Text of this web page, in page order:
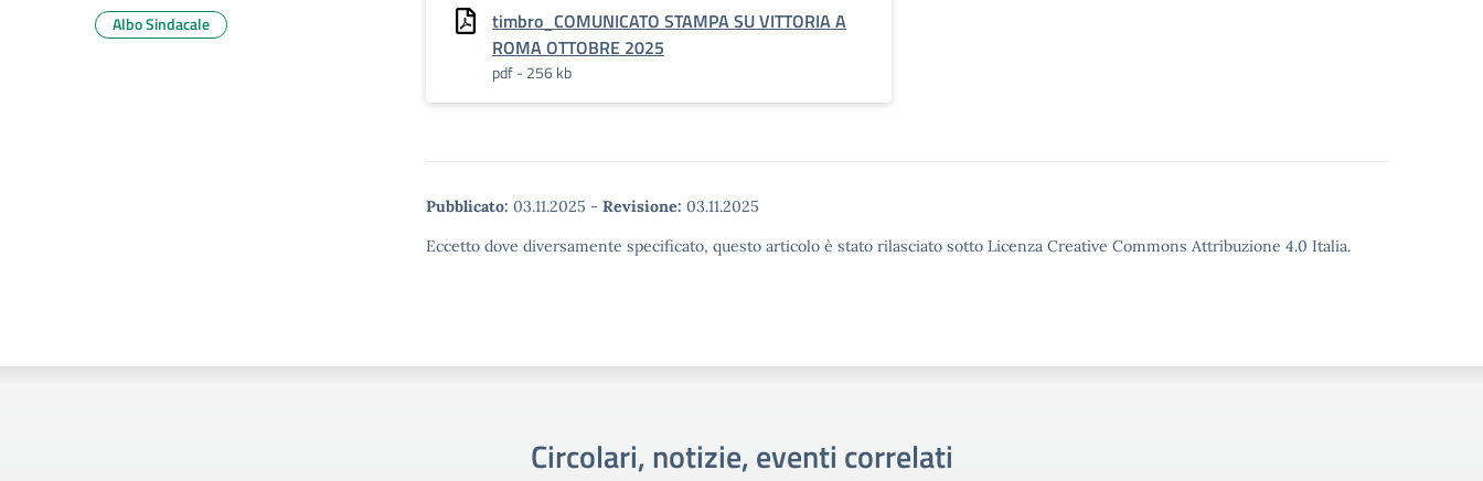
timbro_COMUNICATO STAMPA SU VITTORIA A
ROMA OTTOBRE 2025
pdf - 256 kb
Pubblicato: 03.11.2025 - Revisione: 03.11.2025
Eccetto dove diversamente specificato, questo articolo è stato rilasciato sotto Licenza Creative Commons Attribuzione 4.0 Italia.
Albo Sindacale
Circolari, notizie, eventi correlati